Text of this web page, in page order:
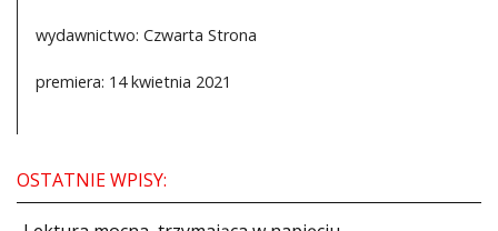
wydawnictwo: Czwarta Strona
premiera: 14 kwietnia 2021
OSTATNIE WPISY: